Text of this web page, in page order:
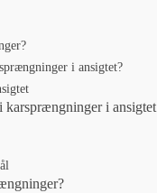
i ansigtet?
karsprængninger i ansigtet